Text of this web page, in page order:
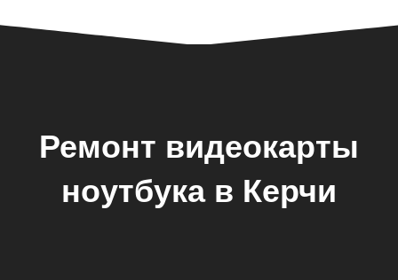
Ремонт видеокарты
ноутбука в Керчи